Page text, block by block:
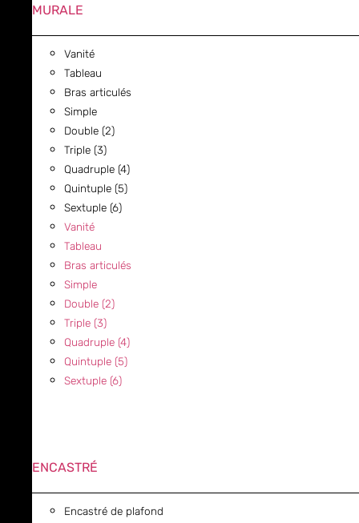
MURALE
Vanité
Tableau
Bras articulés
Simple
Double (2)
Triple (3)
Quadruple (4)
Quintuple (5)
Sextuple (6)
Vanité
Tableau
Bras articulés
Simple
Double (2)
Triple (3)
Quadruple (4)
Quintuple (5)
Sextuple (6)
ENCASTRÉ
Encastré de plafond